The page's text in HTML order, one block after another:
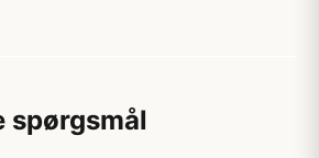
spørgsmål